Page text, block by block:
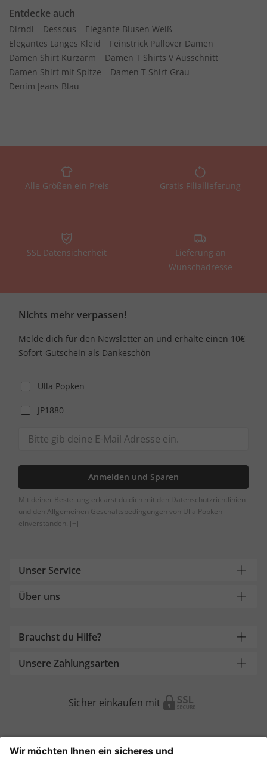
Entdecke auch
Dirndl Dessous
Elegante Blusen Weiß
Elegantes Langes Kleid
Feinstrick Pullover Damen
Damen Shirt Kurzarm
Damen T Shirts V Ausschnitt
Damen Shirt mit Spitze
Damen T Shirt Grau
Denim Jeans Blau
Alle Größen ein Preis Gratis Filiallieferung
SSL Datensicherheit
Lieferung an
Wunschadresse
Nichts mehr verpassen!
Melde dich für den Newsletter an und erhalte einen 10€
Sofort-Gutschein als Dankeschön
Ulla Popken
JP1880
Anmelden und Sparen
Mit deiner Bestellung erklärst du dich mit den Datenschutzrichtlinien
und den Allgemeinen Geschäftsbedingungen von Ulla Popken
einverstanden. [+]
Unser Service
Über uns
Brauchst du Hilfe?
Unsere Zahlungsarten
Sicher einkaufen mit
Weitere Onlineshops